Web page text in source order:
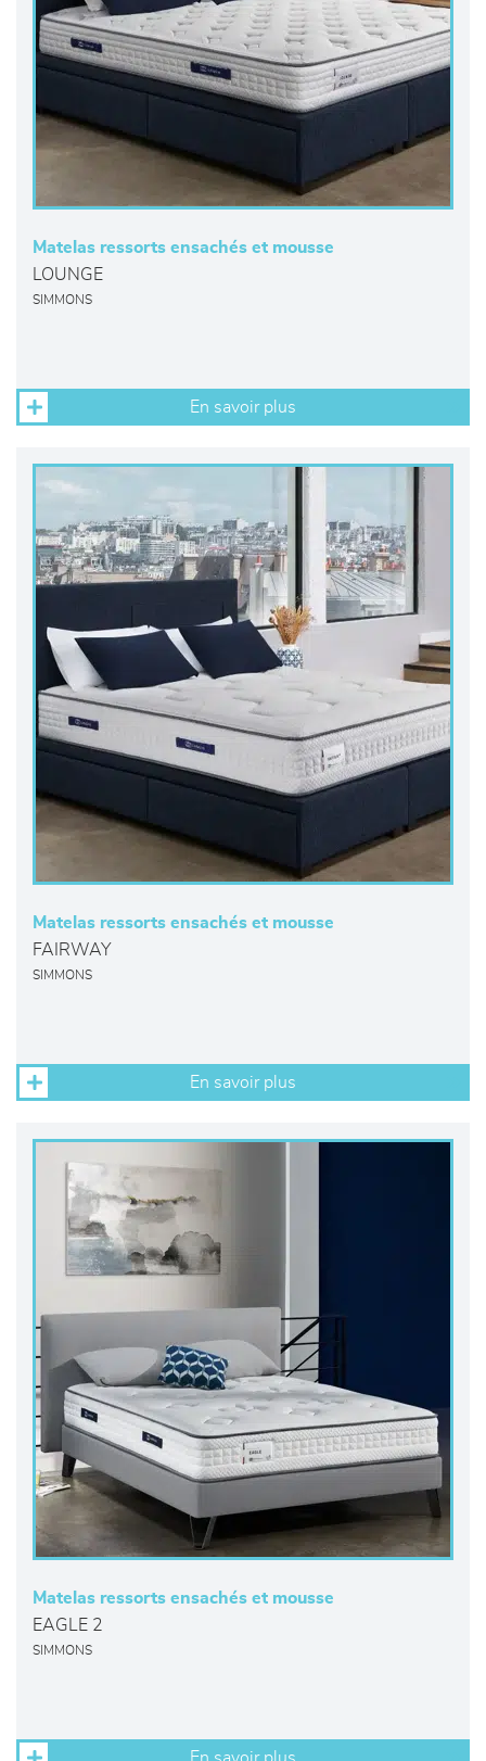
Matelas ressorts ensachés et mousse
LOUNGE
SIMMONS
En savoir plus
Matelas ressorts ensachés et mousse
FAIRWAY
SIMMONS
En savoir plus
Matelas ressorts ensachés et mousse
EAGLE 2
SIMMONS